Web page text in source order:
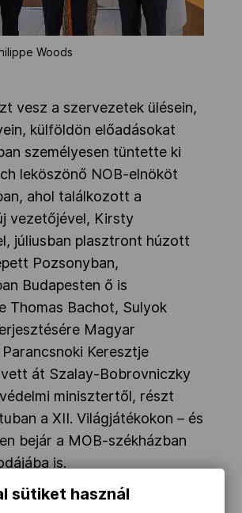
Woods
vesz a szervezetek ülésein,
külföldön előadásokat
személyesen tüntette ki
leköszönő NOB-elnököt
ahol találkozott a
vezetőjével, Kirsty
júliusban plasztront húzott
Pozsonyban,
Budapesten ő is
Thomas Bachot, Sulyok
Magyar
Keresztje
át Szalay-Bobrovniczky
minisztertől, részt
a XII. Világjátékokon – és
bejár a MOB-székházban
is.
sütiket használ